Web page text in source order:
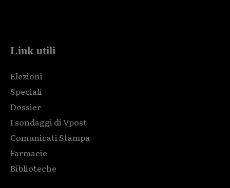
Link utili
Elezioni
Speciali
Dossier
I sondaggi di Vpost
Comunicati Stampa
Farmacie
Biblioteche